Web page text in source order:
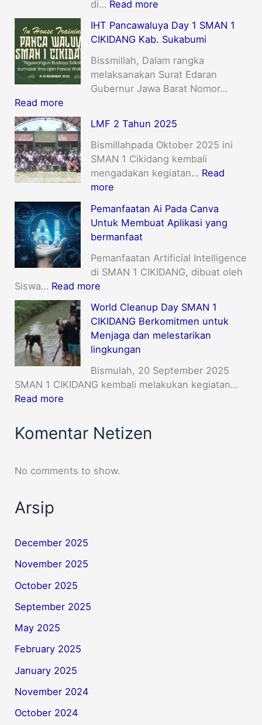
di… Read more
IHT Pancawaluya Day 1 SMAN 1
CIKIDANG Kab. Sukabumi
Bissmillah, Dalam rangka
melaksanakan Surat Edaran
Gubernur Jawa Barat Nomor…
Read more
LMF 2 Tahun 2025
Bismillahpada Oktober 2025 ini
SMAN 1 Cikidang kembali
mengadakan kegiatan… Read
more
Pemanfaatan Ai Pada Canva
Untuk Membuat Aplikasi yang
bermanfaat
Pemanfaatan Artificial Intelligence
di SMAN 1 CIKIDANG, dibuat oleh
Siswa… Read more
World Cleanup Day SMAN 1
CIKIDANG Berkomitmen untuk
Menjaga dan melestarikan
lingkungan
Bismulah, 20 September 2025
SMAN 1 CIKIDANG kembali melakukan kegiatan…
Read more
Komentar Netizen
No comments to show.
Arsip
December 2025
November 2025
October 2025
September 2025
May 2025
February 2025
January 2025
November 2024
October 2024